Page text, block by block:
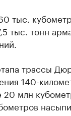
тыс.
тыс. тонн
трассы
140-
20 млн